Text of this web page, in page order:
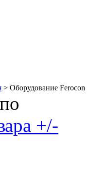
> Оборудование Ferocon
+/-